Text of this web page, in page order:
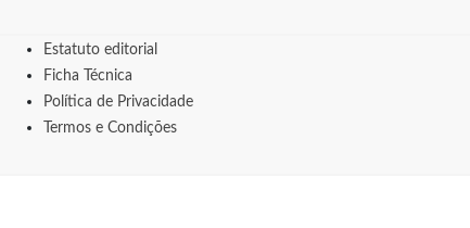
Estatuto editorial
Ficha Técnica
Política de Privacidade
Termos e Condições